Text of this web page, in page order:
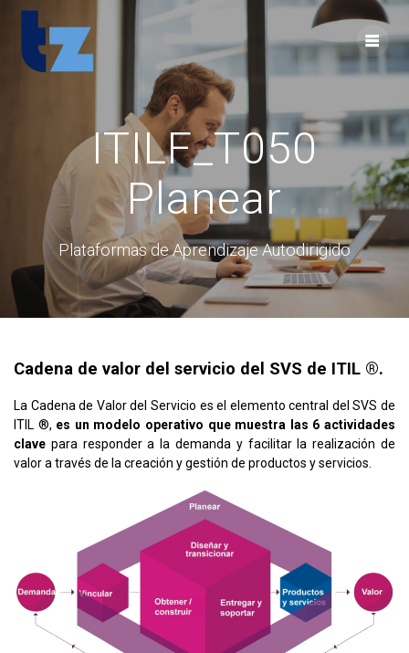
content
ITILF_T050
Planear
Plataformas de Aprendizaje Autodirigido
Cadena de valor del servicio del SVS de ITIL ®.
La Cadena de Valor del Servicio es el elemento central del SVS de
ITIL ®, es un modelo operativo que muestra las 6 actividades
clave para responder a la demanda y facilitar la realización de
valor a través de la creación y gestión de productos y servicios.